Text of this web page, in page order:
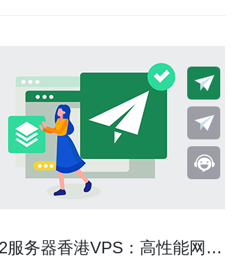
服务器香港VPS：高性能网络